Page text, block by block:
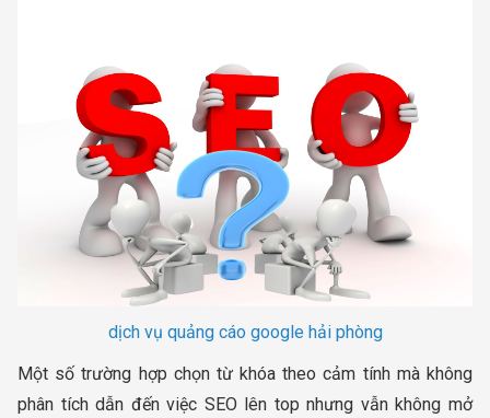
dịch vụ quảng cáo google hải phòng
Một số trường hợp chọn từ khóa theo cảm tính mà không
phân tích dẫn đến việc SEO lên top nhưng vẫn không mở